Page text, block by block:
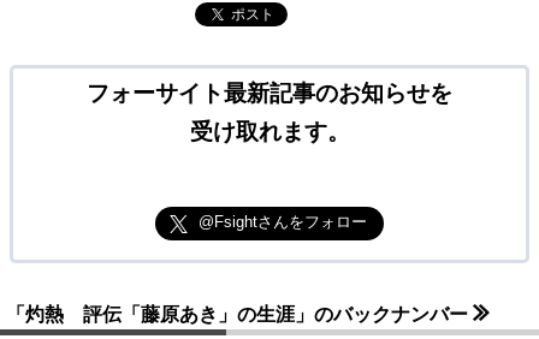
ポスト
フォーサイト最新記事のお知らせを
受け取れます。
@Fsightさんをフォロー
「灼熱 評伝「藤原あき」の生涯」のバックナンバー